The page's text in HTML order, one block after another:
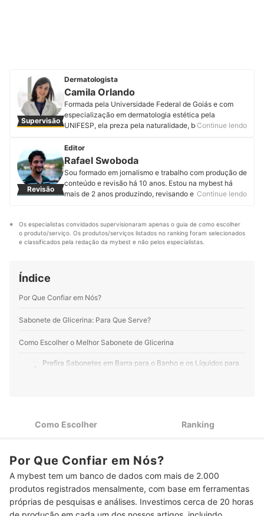
Supervisão
Dermatologista
Camila Orlando
Formada pela Universidade Federal de Goiás e com
especialização em dermatologia estética pela
UNIFESP, ela preza pela naturalidade, beleza e bom
rejuvenescimento e beleza com naturalidade e
elegância. Conheça mais sobre a dermatologista no
Instagram e no seu site.
Perfil de Camila Orlando
Continue lendo
Revisão
Editor
Rafael Swoboda
Sou formado em jornalismo e trabalho com produção de
conteúdo e revisão há 10 anos. Estou na mybest há
mais de 2 anos produzindo, revisando e atualizando
me motiva.
Perfil de Rafael Swoboda
Continue lendo
Os especialistas convidados supervisionaram apenas o guia de como escolher
o produto/serviço. Os produtos/serviços listados no ranking foram selecionados
e classificados pela redação da mybest e não pelos especialistas.
Índice
Por Que Confiar em Nós?
Sabonete de Glicerina: Para Que Serve?
Como Escolher o Melhor Sabonete de Glicerina
1
Prefira Sabonetes em Barra para o Banho e os Líquidos para
3 Verifique Como o Sabonete de Glicerina Atua na Pele
5
Preserve os Bichinhos Optando por Sabonetes de Glicerina
Cruelty-Free e Veganos
6
Considere Produtos Livres de Corantes, Parabenos e Outras
Como Escolher Ranking
Por Que Confiar em Nós?
A mybest tem um banco de dados com mais de 2.000
produtos registrados mensalmente, com base em ferramentas
próprias de pesquisas e análises. Investimos cerca de 20 horas